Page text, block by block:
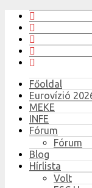
Főoldal
Eurovízió
MEKE
INFE
Fórum
Fórum
Blog
Hírlista
Volt